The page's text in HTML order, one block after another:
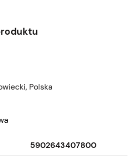
Polska
5902643407800